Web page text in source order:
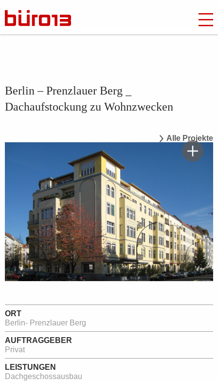
Berlin – Prenzlauer Berg _
Dachaufstockung zu Wohnzwecken
Alle Projekte
ORT
Berlin- Prenzlauer Berg
AUFTRAGGEBER
Privat
LEISTUNGEN
Dachgeschossausbau